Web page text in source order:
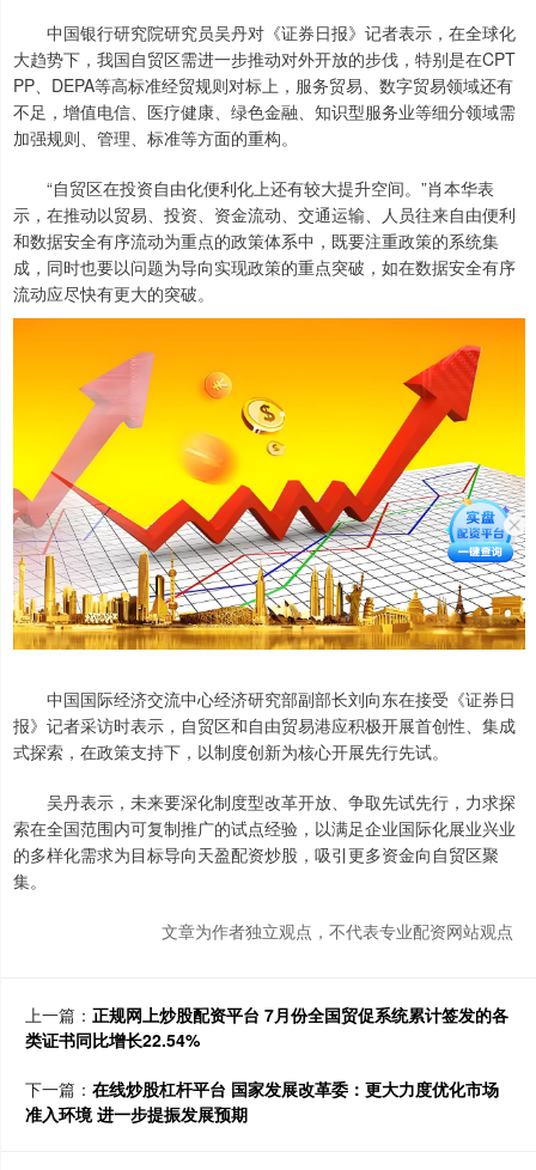
中国银行研究院研究员吴丹对《证券日报》记者表示，在全球化
大趋势下，我国自贸区需进一步推动对外开放的步伐，特别是在CPT
PP、DEPA等高标准经贸规则对标上，服务贸易、数字贸易领域还有
不足，增值电信、医疗健康、绿色金融、知识型服务业等细分领域需
加强规则、管理、标准等方面的重构。
“自贸区在投资自由化便利化上还有较大提升空间。”肖本华表
示，在推动以贸易、投资、资金流动、交通运输、人员往来自由便利
和数据安全有序流动为重点的政策体系中，既要注重政策的系统集
成，同时也要以问题为导向实现政策的重点突破，如在数据安全有序
流动应尽快有更大的突破。
中国国际经济交流中心经济研究部副部长刘向东在接受《证券日
报》记者采访时表示，自贸区和自由贸易港应积极开展首创性、集成
式探索，在政策支持下，以制度创新为核心开展先行先试。
吴丹表示，未来要深化制度型改革开放、争取先试先行，力求探
索在全国范围内可复制推广的试点经验，以满足企业国际化展业兴业
的多样化需求为目标导向天盈配资炒股，吸引更多资金向自贸区聚
集。
文章为作者独立观点，不代表专业配资网站观点
上一篇： 正规网上炒股配资平台 7月份全国贸促系统累计签发的各
类证书同比增长22.54%
下一篇： 在线炒股杠杆平台 国家发展改革委：更大力度优化市场
准入环境 进一步提振发展预期